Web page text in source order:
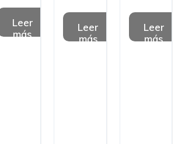
Leer
más
Leer
más
Leer
más